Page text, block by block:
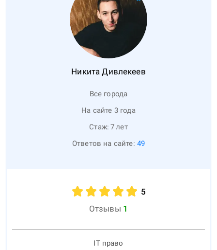
Никита Дивлекеев
Все города
На сайте 3 года
Стаж: 7лет
Ответов на сайте: 49
5
Отзывы 1
IT право